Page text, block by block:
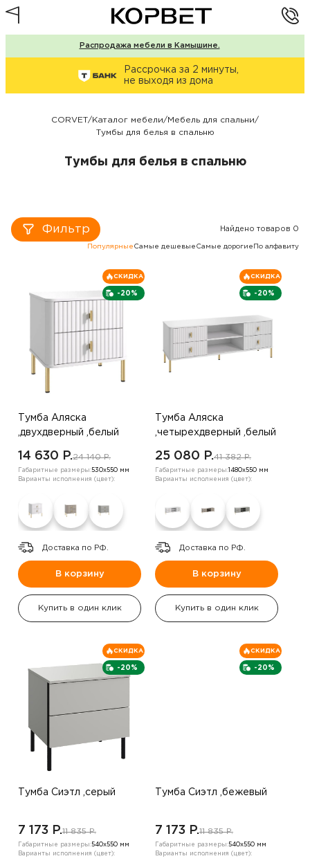
Распродажа мебели в Камышине.
Рассрочка за 2 минуты,
не выходя из дома
CORVET/Каталог мебели/Мебель для спальни/
Тумбы для белья в спальню
Тумбы для белья в спальню
Фильтр Найдено товаров 0
Популярные Самые дешевые Самые дорогие По алфавиту
-20%
СКИДКА
Тумба Аляска
,двухдверный ,белый
14 630 P.24 140 P.
Габаритные размеры:530х550 мм
Варианты исполнения (цвет):
Доставка по РФ.
В корзину
Купить в один клик
-20%
СКИДКА
Тумба Аляска
,четырехдверный ,белый
25 080 P.41 382 P.
Габаритные размеры: 1480х550 мм
Варианты исполнения (цвет):
Доставка по РФ.
В корзину
Купить в один клик
-20%
СКИДКА
Тумба Сиэтл ,серый
7 173 P.11 835 P.
Габаритные размеры:540х550 мм
Варианты исполнения (цвет):
-20%
СКИДКА
Тумба Сиэтл ,бежевый
7 173 P.11 835 P.
Габаритные размеры:540х550 мм
Варианты исполнения (цвет):